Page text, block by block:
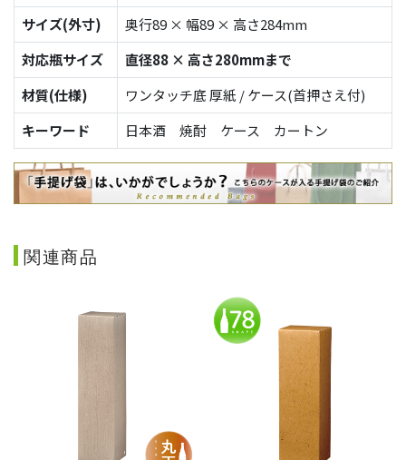
サイズ(外寸)
奥行89 × 幅89 × 高さ284mm
対応瓶サイズ
直径88 × 高さ280mmまで
材質(仕様)
ワンタッチ底 厚紙 / ケース(首押さえ付)
キーワード
日本酒 焼酎 ケース カートン
関連商品